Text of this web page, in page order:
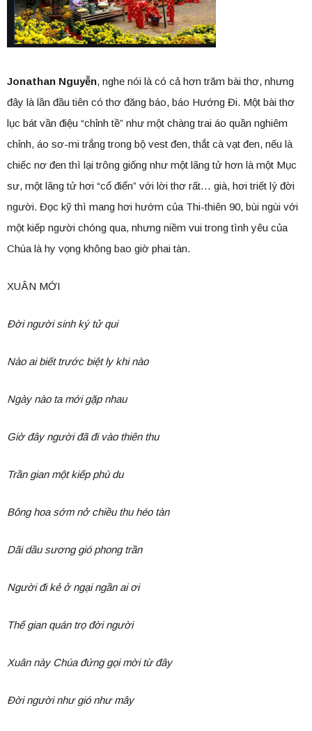
Jonathan Nguyễn, nghe nói là có cả hơn trăm bài thơ, nhưng
đây là lần đầu tiên có thơ đăng báo, báo Hướng Đi. Một bài thơ
lục bát vần điệu “chỉnh tề” như một chàng trai áo quần nghiêm
chỉnh, áo sơ-mi trắng trong bộ vest đen, thắt cà vạt đen, nếu là
chiếc nơ đen thì lại trông giống như một lãng tử hơn là một Mục
sư, một lãng tử hơi “cổ điển” với lời thơ rất… già, hơi triết lý đời
người. Đọc kỹ thì mang hơi hướm của Thi-thiên 90, bùi ngùi với
một kiếp người chóng qua, nhưng niềm vui trong tình yêu của
Chúa là hy vọng không bao giờ phai tàn.
XUÂN MỚI
Đời người sinh ký tử qui
Nào ai biết trước biệt ly khi nào
Ngày nào ta mới gặp nhau
Giờ đây người đã đi vào thiên thu
Trần gian một kiếp phù du
Bông hoa sớm nở chiều thu héo tàn
Dãi dầu sương gió phong trần
Người đi kẻ ở ngại ngần ai ơi
Thế gian quán trọ đời người
Xuân này Chúa đứng gọi mời từ đây
Đời người như gió như mây